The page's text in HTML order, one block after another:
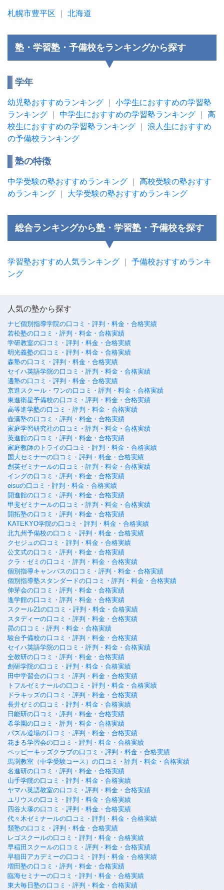
札幌市豊平区 北海道
塾・学習塾・予備校をランキングから探す
学年
幼児塾おすすめランキング
小学生におすすめの学習塾
ランキング
中学生におすすめの学習塾ランキング
高
校生におすすめの学習塾ランキング
浪人生におすすめ
の予備校ランキング
塾の特徴
中学受験の塾おすすめランキング
高校受験の塾おすす
めランキング
大学受験の塾おすすめランキング
総合ランキングから塾・学習塾・予備校を探す
学習塾おすすめ人気ランキング
予備校おすすめランキ
ング
人気の塾から探す
ナビ個別指導学院の口コミ・評判・料金・合格実績
若松塾の口コミ・評判・料金・合格実績
学研教室の口コミ・評判・料金・合格実績
明光義塾の口コミ・評判・料金・合格実績
森塾の口コミ・評判・料金・合格実績
セイハ英語学院の口コミ・評判・料金・合格実績
適塾の口コミ・評判・料金・合格実績
京進スクール・ワンの口コミ・評判・料金・合格実績
東進衛星予備校の口コミ・評判・料金・合格実績
高等進学塾の口コミ・評判・料金・合格実績
壺溪塾の口コミ・評判・料金・合格実績
家庭学習研究社の口コミ・評判・料金・合格実績
英進館の口コミ・評判・料金・合格実績
家庭教師のトライの口コミ・評判・料金・合格実績
国大セミナーの口コミ・評判・料金・合格実績
創英ゼミナールの口コミ・評判・料金・合格実績
イングの口コミ・評判・料金・合格実績
eisuの口コミ・評判・料金・合格実績
開進館の口コミ・評判・料金・合格実績
甲斐ゼミナールの口コミ・評判・料金・合格実績
開拓塾の口コミ・評判・料金・合格実績
KATEKYO学院の口コミ・評判・料金・合格実績
北九州予備校の口コミ・評判・料金・合格実績
クセジュの口コミ・評判・料金・合格実績
公文式の口コミ・評判・料金・合格実績
クラ・ゼミの口コミ・評判・料金・合格実績
個別指導キャンパスの口コミ・評判・料金・合格実績
個別指導塾スタンダードの口コミ・評判・料金・合格実績
伸芽会の口コミ・評判・料金・合格実績
進学館の口コミ・評判・料金・合格実績
スクール21の口コミ・評判・料金・合格実績
スタディーの口コミ・評判・料金・合格実績
昴の口コミ・評判・料金・合格実績
駿台予備校の口コミ・評判・料金・合格実績
セイハ英語学院の口コミ・評判・料金・合格実績
全教研の口コミ・評判・料金・合格実績
創研学院の口コミ・評判・料金・合格実績
田中学習会の口コミ・評判・料金・合格実績
トフルゼミナールの口コミ・評判・料金・合格実績
ドラキッズの口コミ・評判・料金・合格実績
長井ゼミの口コミ・評判・料金・合格実績
日能研の口コミ・評判・料金・合格実績
希学園の口コミ・評判・料金・合格実績
パズル道場の口コミ・評判・料金・合格実績
花まる学習会の口コミ・評判・料金・合格実績
ペッピーキッズクラブの口コミ・評判・料金・合格実績
馬渕教室（中学受験コース）の口コミ・評判・料金・合格実績
名進研の口コミ・評判・料金・合格実績
山手学院の口コミ・評判・料金・合格実績
ヤマハ英語教室の口コミ・評判・料金・合格実績
ユリウスの口コミ・評判・料金・合格実績
四谷大塚の口コミ・評判・料金・合格実績
代々木ゼミナールの口コミ・評判・料金・合格実績
類塾の口コミ・評判・料金・合格実績
レゴスクールの口コミ・評判・料金・合格実績
早稲田スクールの口コミ・評判・料金・合格実績
早稲田アカデミーの口コミ・評判・料金・合格実績
増田塾の口コミ・評判・料金・合格実績
臨海セミナーの口コミ・評判・料金・合格実績
東大毎日塾の口コミ・評判・料金・合格実績